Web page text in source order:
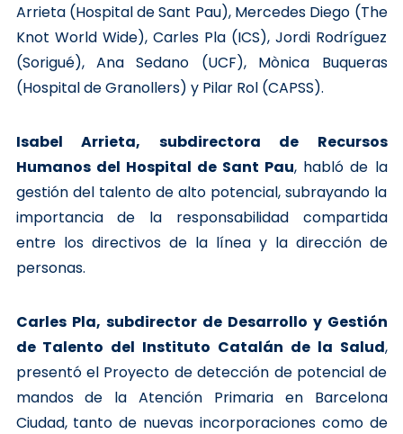
Arrieta (Hospital de Sant Pau), Mercedes Diego (The
Knot World Wide), Carles Pla (ICS), Jordi Rodríguez
(Sorigué), Ana Sedano (UCF), Mònica Buqueras
(Hospital de Granollers) y Pilar Rol (CAPSS).
Isabel Arrieta,
subdirectora de Recursos
Humanos del Hospital de Sant Pau, habló de la
gestión del talento de alto potencial, subrayando la
importancia de la responsabilidad compartida
entre los directivos de la línea y la dirección de
personas.
Carles Pla, subdirector de Desarrollo y Gestión
de Talento del Instituto Catalán de la Salud,
presentó el Proyecto de detección de potencial de
mandos de la Atención Primaria en Barcelona
Ciudad, tanto de nuevas incorporaciones como de